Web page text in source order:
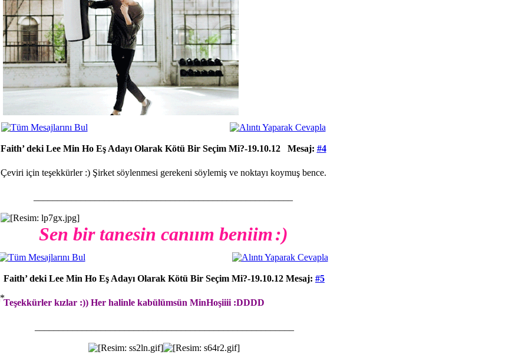
Mesaj: #4
Faith’ deki Lee Min Ho Eş Adayı Olarak Kötü Bir Seçim Mi?-19.10.12
Çeviri için teşekkürler :) Şirket söylenmesi gerekeni söylemiş ve noktayı koymuş bence.
Sen bir tanesin canıım beniim:)
Mesaj: #5
Faith’ deki Lee Min Ho Eş Adayı Olarak Kötü Bir Seçim Mi?-19.10.12
Teşekkürler kızlar :)) Her halinle kabülümsün MinHoşiiii :DDDD